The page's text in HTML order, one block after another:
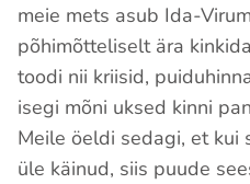
meie mets asub Ida-
põhimõtteliselt ära
toodi nii kriisid,
isegi mõni uksed kinni
Meile öeldi sedagi, et kui
üle käinud, siis puude